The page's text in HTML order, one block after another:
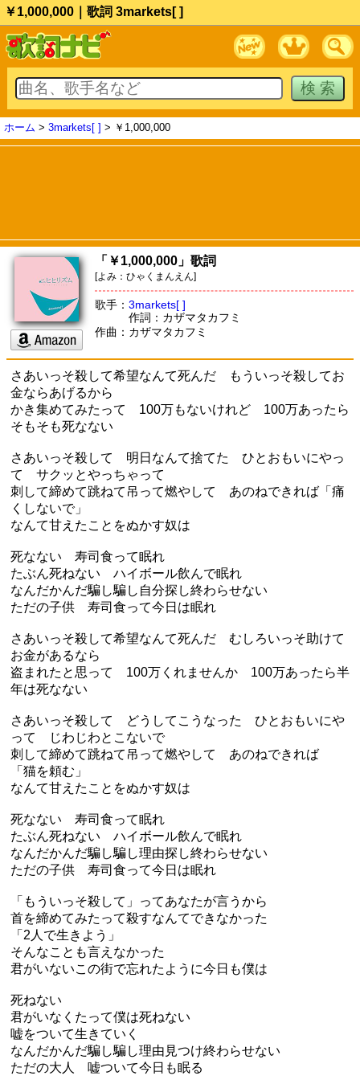
￥1,000,000｜歌詞 3markets[ ]
ホーム > 3markets[ ] > ￥1,000,000
「￥1,000,000」歌詞
[よみ：ひゃくまんえん]
歌手： 3markets[ ]
作詞：カザマタカフミ
作曲：カザマタカフミ
さあいっそ殺して希望なんて死んだ もういっそ殺してお
金ならあげるから
かき集めてみたって 100万もないけれど 100万あったら
そもそも死なない
さあいっそ殺して 明日なんて捨てた ひとおもいにやっ
て サクッとやっちゃって
刺して締めて跳ねて吊って燃やして あのねできれば「痛
くしないで」
なんて甘えたことをぬかす奴は
死なない 寿司食って眠れ
たぶん死ねない ハイボール飲んで眠れ
なんだかんだ騙し騙し自分探し終わらせない
ただの子供 寿司食って今日は眠れ
さあいっそ殺して希望なんて死んだ むしろいっそ助けて
お金があるなら
盗まれたと思って 100万くれませんか 100万あったら半
年は死なない
さあいっそ殺して どうしてこうなった ひとおもいにや
って じわじわとこないで
刺して締めて跳ねて吊って燃やして あのねできれば
「猫を頼む」
なんて甘えたことをぬかす奴は
死なない 寿司食って眠れ
たぶん死ねない ハイボール飲んで眠れ
なんだかんだ騙し騙し理由探し終わらせない
ただの子供 寿司食って今日は眠れ
「もういっそ殺して」ってあなたが言うから
首を締めてみたって殺すなんてできなかった
「2人で生きよう」
そんなことも言えなかった
君がいないこの街で忘れたように今日も僕は
死ねない
君がいなくたって僕は死ねない
嘘をついて生きていく
なんだかんだ騙し騙し理由見つけ終わらせない
ただの大人 嘘ついて今日も眠る